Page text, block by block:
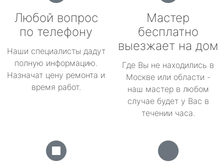
Любой вопрос
по телефону
Наши специалисты дадут
полную информацию.
Назначат цену ремонта и
время работ.
Мастер
бесплатно
выезжает на дом
Где Вы не находились в
Москве или области -
наш мастер в любом
случае будет у Вас в
течении часа.